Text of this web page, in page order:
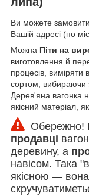
Ви можете замовити
Вашій адресі (по
Можна Піти на
виготовлення й
процесів, виміряти
сортом, вибираючи
Дерев'яна вагонка
якісний матеріал,
Обережно!
продавці
деревину, а
навісом. Така
якісною — вона